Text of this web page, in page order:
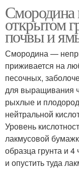
Смородина
открытом
почвы и
Смородина —
приживается на
песочных,
для выращивания
рыхлые и
нейтральной
Уровень
лакмусовой
образца грунта и
и опустить туда